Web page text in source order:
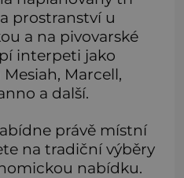
prostranství u
a na pivovarské
interpeti jako
Marcell,
a další.
právě místní
na tradiční výběry
nabídku.